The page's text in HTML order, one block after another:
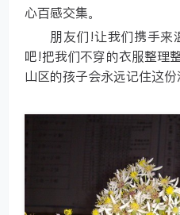
心百感交集。
朋友们!让我们携手来
吧!把我们不穿的衣服整理
山区的孩子会永远记住这份